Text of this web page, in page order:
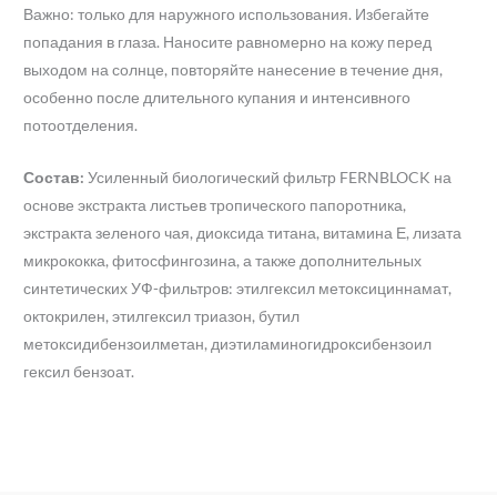
Важно: только для наружного использования. Избегайте
попадания в глаза. Наносите равномерно на кожу перед
выходом на солнце, повторяйте нанесение в течение дня,
особенно после длительного купания и интенсивного
потоотделения.
Состав: Усиленный биологический фильтр FERNBLOCK на
основе экстракта листьев тропического папоротника,
экстракта зеленого чая, диоксида титана, витамина Е, лизата
микрококка, фитосфингозина, а также дополнительных
синтетических УФ-фильтров: этилгексил метоксициннамат,
октокрилен, этилгексил триазон, бутил
метоксидибензоилметан, диэтиламиногидроксибензоил
гексил бензоат.